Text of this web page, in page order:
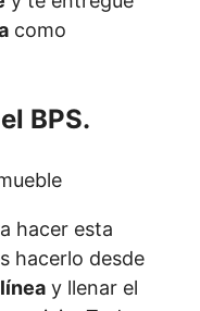
como
BPS.
hacer esta
hacerlo desde
y llenar el